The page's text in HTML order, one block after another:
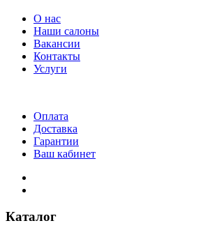
О нас
Наши салоны
Вакансии
Контакты
Услуги
Оплата
Доставка
Гарантии
Ваш кабинет
Каталог